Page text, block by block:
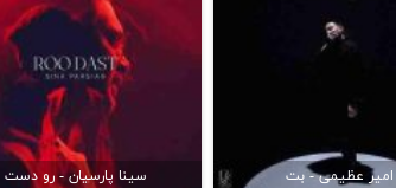
امیر عظیمی - بت سینا پارسیان - رو دست